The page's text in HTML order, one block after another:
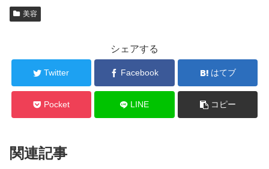
美容
シェアする
Twitter Facebook はてブ
Pocket LINE コピー
関連記事